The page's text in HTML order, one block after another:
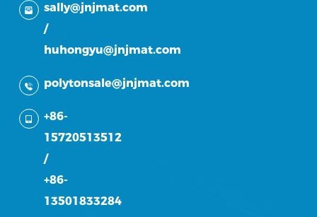
sally@jnjmat.com
/
huhongyu@jnjmat.com
polytonsale@jnjmat.com
+86-
15720513512
/
+86-
13501833284